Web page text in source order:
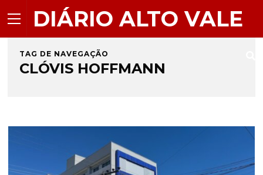
DIÁRIO ALTO VALE
TAG DE NAVEGAÇÃO
CLÓVIS HOFFMANN